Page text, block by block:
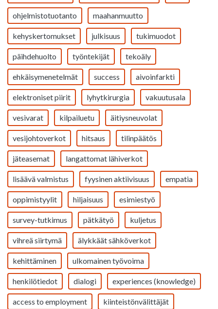
ohjelmistotuotanto maahanmuutto
kehyskertomukset julkisuus tukimuodot
päihdehuolto työntekijät tekoäly
ehkäisymenetelmät success aivoinfarkti
elektroniset piirit lyhytkirurgia vakuutusala
vesivarat kilpailuetu äitiysneuvolat
vesijohtoverkot hitsaus tilinpäätös
jäteasemat langattomat lähiverkot
lisäävä valmistus fyysinen aktiivisuus empatia
oppimistyylit hiljaisuus esimiestyö
survey-tutkimus pätkätyö kuljetus
vihreä siirtymä älykkäät sähköverkot
kehittäminen ulkomainen työvoima
henkilötiedot dialogi experiences (knowledge)
access to employment kiinteistönvälittäjät